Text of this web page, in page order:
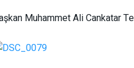
Muhammet Ali Cankatar